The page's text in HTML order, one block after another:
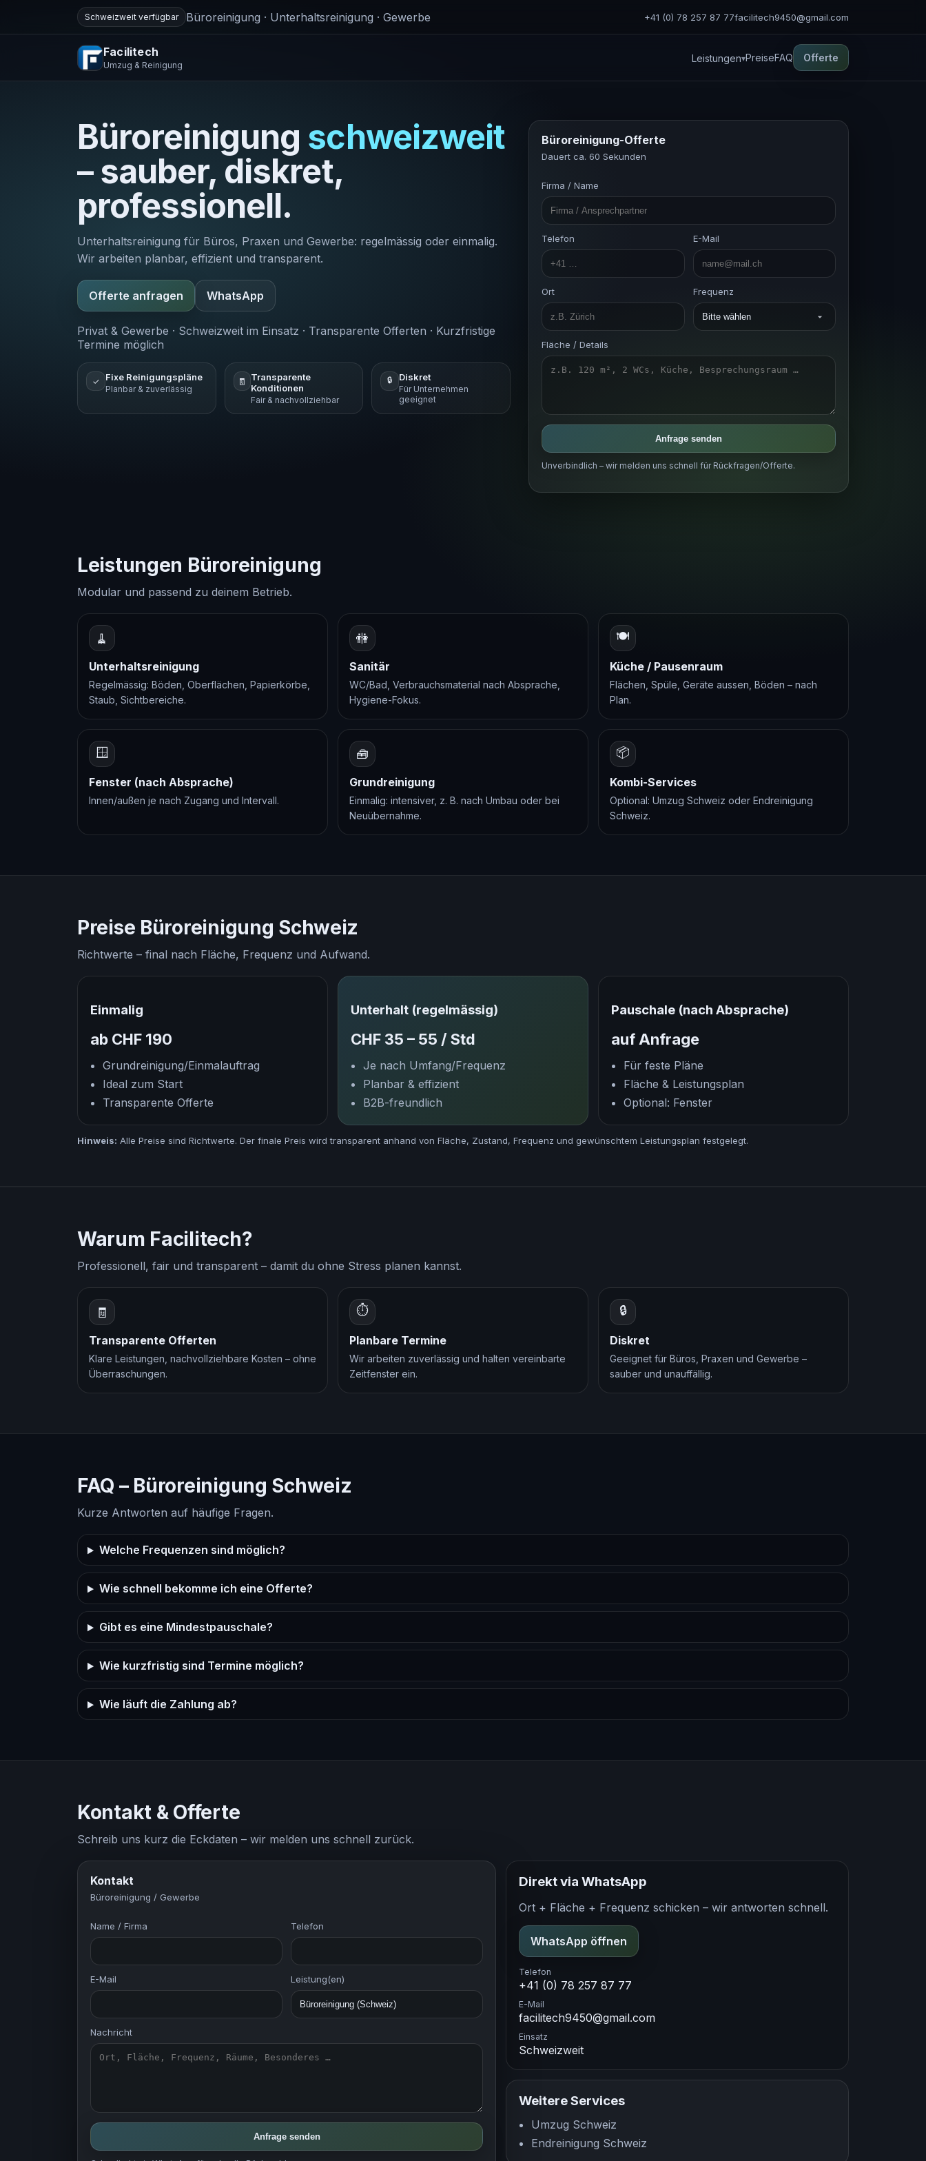
Schweizweit verfügbar Büroreinigung · Unterhaltsreinigung · Gewerbe +41 (0) 78 257 87 77facilitech9450@gmail.com
Facilitech
Umzug & Reinigung
Leistungen PreiseFAQ Offerte
Büroreinigung schweizweit
– sauber, diskret,
professionell.
Unterhaltsreinigung für Büros, Praxen und Gewerbe: regelmässig oder einmalig.
Wir arbeiten planbar, effizient und transparent.
Offerte anfragen WhatsApp
Privat & Gewerbe · Schweizweit im Einsatz · Transparente Offerten · Kurzfristige
Termine möglich
✓ Fixe Reinigungspläne
Planbar & zuverlässig
🧾
Transparente
Konditionen
Fair & nachvollziehbar
🔒 Diskret
Für Unternehmen
geeignet
Büroreinigung-Offerte
Dauert ca. 60 Sekunden
Firma / Name
Telefon E-Mail
Ort Frequenz
Fläche / Details
Anfrage senden
Unverbindlich – wir melden uns schnell für Rückfragen/Offerte.
Leistungen Büroreinigung
Modular und passend zu deinem Betrieb.
🧹
Unterhaltsreinigung
Regelmässig: Böden, Oberflächen, Papierkörbe,
Staub, Sichtbereiche.
🚻
Sanitär
WC/Bad, Verbrauchsmaterial nach Absprache,
Hygiene-Fokus.
🍽️
Küche / Pausenraum
Flächen, Spüle, Geräte aussen, Böden – nach
Plan.
🪟
Fenster (nach Absprache)
Innen/außen je nach Zugang und Intervall.
🧰
Grundreinigung
Einmalig: intensiver, z. B. nach Umbau oder bei
Neuübernahme.
📦
Kombi-Services
Optional: Umzug Schweiz oder Endreinigung
Schweiz.
Preise Büroreinigung Schweiz
Richtwerte – final nach Fläche, Frequenz und Aufwand.
Einmalig
ab CHF 190
Grundreinigung/Einmalauftrag
Ideal zum Start
Transparente Offerte
Unterhalt (regelmässig)
CHF 35 – 55 / Std
Je nach Umfang/Frequenz
Planbar & effizient
B2B-freundlich
Pauschale (nach Absprache)
auf Anfrage
Für feste Pläne
Fläche & Leistungsplan
Optional: Fenster
Hinweis: Alle Preise sind Richtwerte. Der finale Preis wird transparent anhand von Fläche, Zustand, Frequenz und gewünschtem Leistungsplan festgelegt.
Warum Facilitech?
Professionell, fair und transparent – damit du ohne Stress planen kannst.
🧾
Transparente Offerten
Klare Leistungen, nachvollziehbare Kosten – ohne
Überraschungen.
⏱
Planbare Termine
Wir arbeiten zuverlässig und halten vereinbarte
Zeitfenster ein.
🔒
Diskret
Geeignet für Büros, Praxen und Gewerbe –
sauber und unauffällig.
FAQ – Büroreinigung Schweiz
Kurze Antworten auf häufige Fragen.
Welche Frequenzen sind möglich?
Wie schnell bekomme ich eine Offerte?
Gibt es eine Mindestpauschale?
Wie kurzfristig sind Termine möglich?
Wie läuft die Zahlung ab?
Kontakt & Offerte
Schreib uns kurz die Eckdaten – wir melden uns schnell zurück.
Kontakt
Büroreinigung / Gewerbe
Name / Firma Telefon
E-Mail Leistung(en)
Nachricht
Anfrage senden
Direkt via WhatsApp
Ort + Fläche + Frequenz schicken – wir antworten schnell.
WhatsApp öffnen
Telefon
+41 (0) 78 257 87 77
E-Mail
facilitech9450@gmail.com
Einsatz
Schweizweit
Weitere Services
Umzug Schweiz
Endreinigung Schweiz